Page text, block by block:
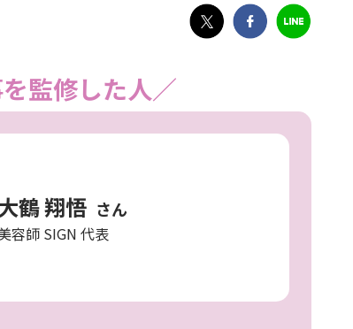
監修した人／
鶴 翔悟 さん
容師 SIGN 代表